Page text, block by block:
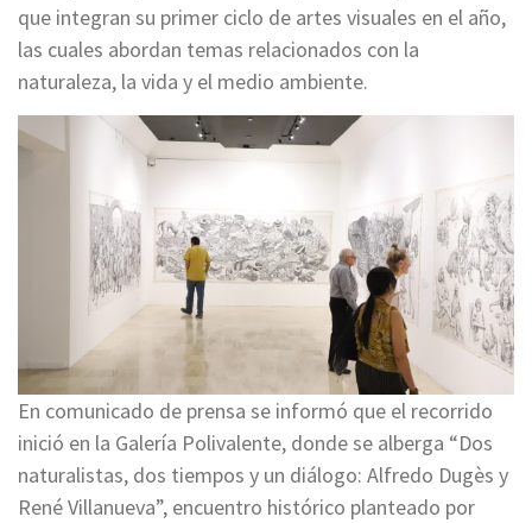
que integran su primer ciclo de artes visuales en el año,
las cuales abordan temas relacionados con la
naturaleza, la vida y el medio ambiente.
En comunicado de prensa se informó que el recorrido
inició en la Galería Polivalente, donde se alberga “Dos
naturalistas, dos tiempos y un diálogo: Alfredo Dugès y
René Villanueva”, encuentro histórico planteado por